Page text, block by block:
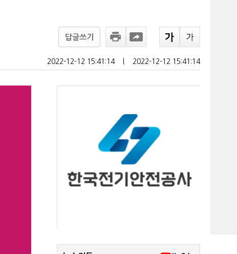
답글쓰기
2022-12-12 15:41:14 2022-12-12 15:41:14